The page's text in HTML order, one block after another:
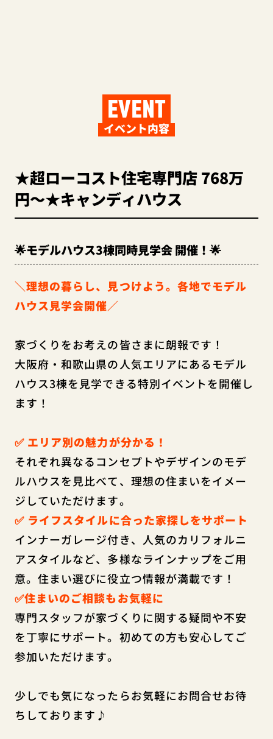
EVENT
イベント内容
★超ローコスト住宅専門店 768万
円～★キャンディハウス
🌟モデルハウス3棟同時見学会 開催！🌟
＼理想の暮らし、見つけよう。各地でモデル
ハウス見学会開催／
家づくりをお考えの皆さまに朗報です！
大阪府・和歌山県の人気エリアにあるモデル
ハウス3棟を見学できる特別イベントを開催し
ます！
✅ エリア別の魅力が分かる！
それぞれ異なるコンセプトやデザインのモデ
ルハウスを見比べて、理想の住まいをイメー
ジしていただけます。
✅ ライフスタイルに合った家探しをサポート
インナーガレージ付き、人気のカリフォルニ
アスタイルなど、多様なラインナップをご用
意。住まい選びに役立つ情報が満載です！
✅住まいのご相談もお気軽に
専門スタッフが家づくりに関する疑問や不安
を丁寧にサポート。初めての方も安心してご
参加いただけます。
少しでも気になったらお気軽にお問合せお待
ちしております♪